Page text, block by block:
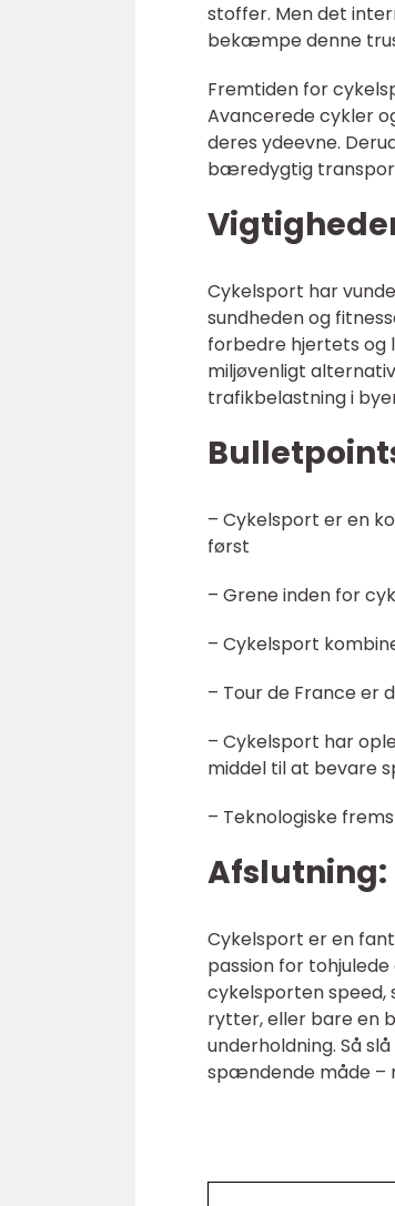
stoffer. Men det
bekæmpe denne
Fremtiden for
Avancerede cykler
deres ydeevne.
bæredygtig
Cykelsport har
sundheden og
forbedre hjertets og
miljøvenligt
trafikbelastning i
– Cykelsport er en
først
– Grene inden for
– Cykelsport
– Tour de France
– Cykelsport har
middel til at bevare
– Teknologiske
Afslutning:
Cykelsport er en
passion for
cykelsporten speed,
rytter, eller bare en
underholdning. Så
spændende måde –